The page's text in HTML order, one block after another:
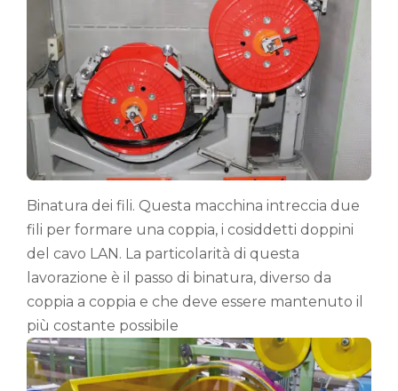
Binatura dei fili. Questa macchina intreccia due
fili per formare una coppia, i cosiddetti doppini
del cavo LAN. La particolarità di questa
lavorazione è il passo di binatura, diverso da
coppia a coppia e che deve essere mantenuto il
più costante possibile